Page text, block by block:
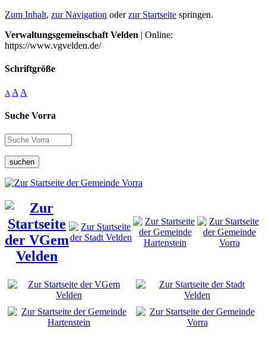
Zum Inhalt, zur Navigation oderzur Startseite springen.
Verwaltungsgemeinschaft Velden | Online:
https://www.vgvelden.de/
Schriftgröße
A A A
Suche Vorra
suchen